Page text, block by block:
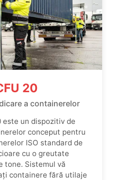
20
a containerelor
este un dispozitiv de
conceput pentru
ISO standard de
cu o greutate
tone. Sistemul vă
containere fără utilaje